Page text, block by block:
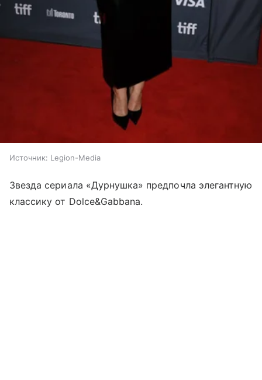
Источник: Legion-Media
Звезда сериала «Дурнушка» предпочла элегантную
классику от Dolce&Gabbana.